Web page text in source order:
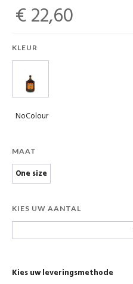
€ 22,60
KLEUR
NoColour
MAAT
One size
KIES UW AANTAL
Kies uw leveringsmethode